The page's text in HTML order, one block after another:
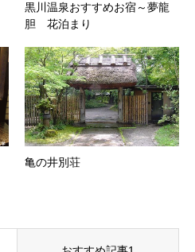
黒川温泉おすすめお宿～夢龍
胆 花泊まり
亀の井別荘